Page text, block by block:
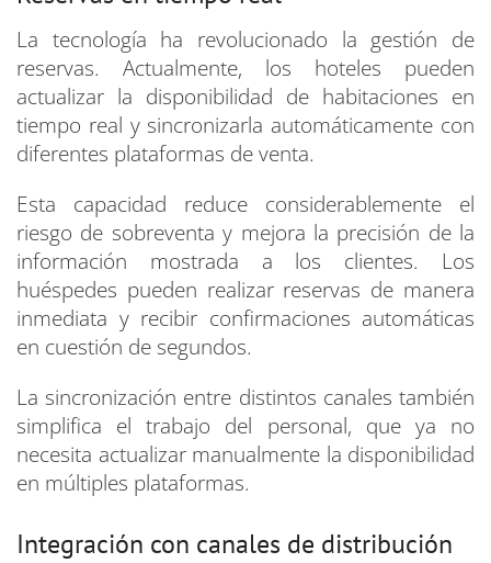
La tecnología ha revolucionado la gestión de
reservas. Actualmente, los hoteles pueden
actualizar la disponibilidad de habitaciones en
tiempo real y sincronizarla automáticamente con
diferentes plataformas de venta.
Esta capacidad reduce considerablemente el
riesgo de sobreventa y mejora la precisión de la
información mostrada a los clientes. Los
huéspedes pueden realizar reservas de manera
inmediata y recibir confirmaciones automáticas
en cuestión de segundos.
La sincronización entre distintos canales también
simplifica el trabajo del personal, que ya no
necesita actualizar manualmente la disponibilidad
en múltiples plataformas.
Integración con canales de distribución